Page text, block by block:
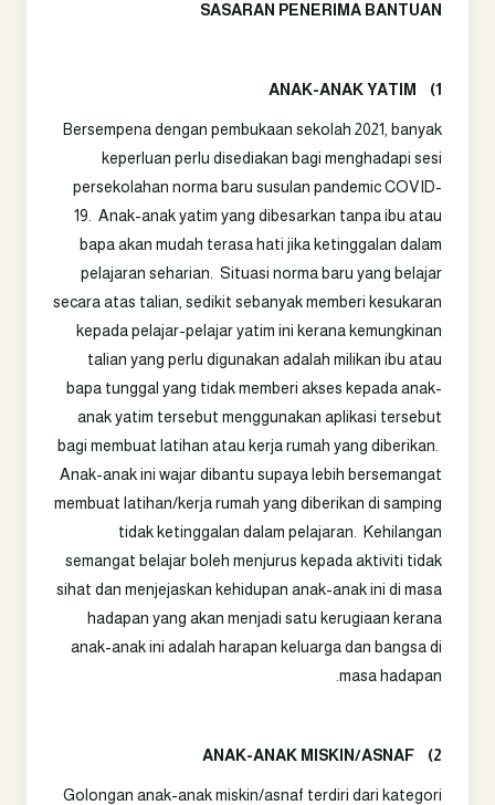
SASARAN PENERIMA BANTUAN
1)
ANAK-ANAK YATIM
Bersempena dengan pembukaan sekolah 2021, banyak
keperluan perlu disediakan bagi menghadapi sesi
persekolahan norma baru susulan pandemic COVID-
19. Anak-anak yatim yang dibesarkan tanpa ibu atau
bapa akan mudah terasa hati jika ketinggalan dalam
pelajaran seharian. Situasi norma baru yang belajar
secara atas talian, sedikit sebanyak memberi kesukaran
kepada pelajar-pelajar yatim ini kerana kemungkinan
talian yang perlu digunakan adalah milikan ibu atau
bapa tunggal yang tidak memberi akses kepada anak-
anak yatim tersebut menggunakan aplikasi tersebut
bagi membuat latihan atau kerja rumah yang diberikan.
Anak-anak ini wajar dibantu supaya lebih bersemangat
membuat latihan/kerja rumah yang diberikan di samping
tidak ketinggalan dalam pelajaran. Kehilangan
semangat belajar boleh menjurus kepada aktiviti tidak
sihat dan menjejaskan kehidupan anak-anak ini di masa
hadapan yang akan menjadi satu kerugiaan kerana
anak-anak ini adalah harapan keluarga dan bangsa di
masa hadapan.
2)
ANAK-ANAK MISKIN/ASNAF
Golongan anak-anak miskin/asnaf terdiri dari kategori